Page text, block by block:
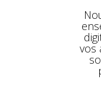
vos